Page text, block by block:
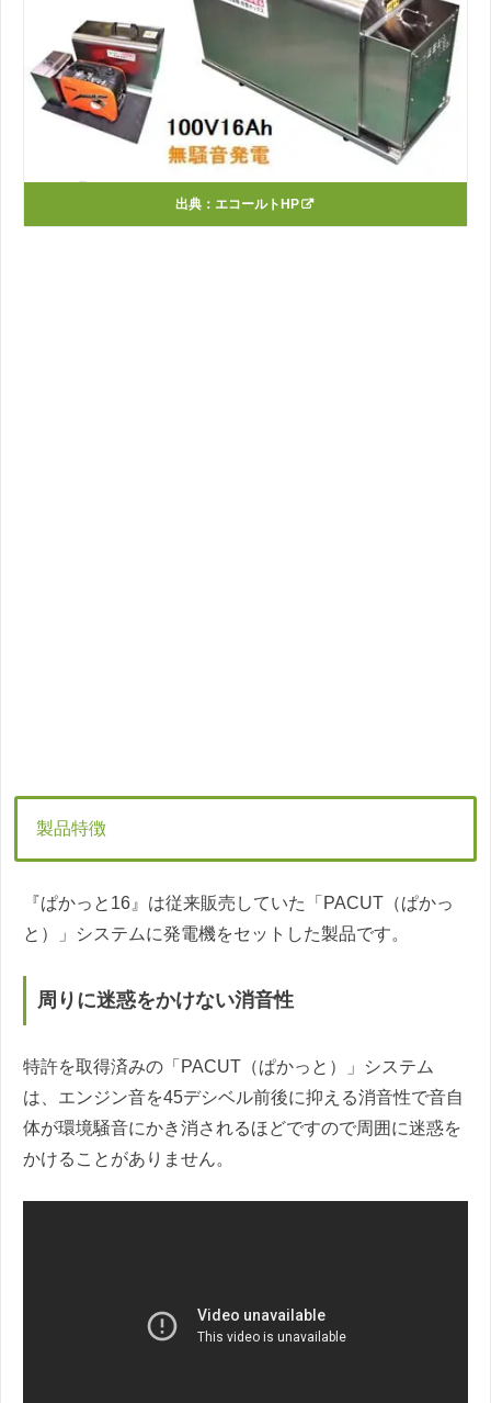
出典： エコールトHP
製品特徴
『ぱかっと16』は従来販売していた「PACUT（ぱかっ
と）」システムに発電機をセットした製品です。
周りに迷惑をかけない消音性
特許を取得済みの「PACUT（ぱかっと）」システム
は、エンジン音を45デシベル前後に抑える消音性で音自
体が環境騒音にかき消されるほどですので周囲に迷惑を
かけることがありません。